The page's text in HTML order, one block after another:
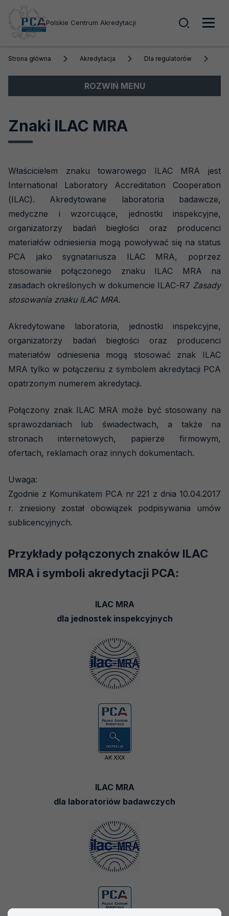
Polskie Centrum Akredytacji
Strona główna Akredytacja Dla regulatorów
ROZWIŃ MENU
Dla klientów
Akredytacja wsparciem organów
regulacyjnych
Korzyści z akredytacji
System akredytacji
Symbole akredytacji
Znaki ILAC MRA
Znaki IAF MLA
Zdaniem ekspertów
Dla przemysłu i biznesu
Dla konsumentów
Badania biegłości
Obszary akredytacji
Akredytowane podmioty
Akredytacja krok po kroku
PCA
Znaki ILAC MRA
Właścicielem znaku towarowego ILAC MRA jest
International Laboratory Accreditation Cooperation
(ILAC). Akredytowane laboratoria badawcze,
medyczne i wzorcujące, jednostki inspekcyjne,
organizatorzy badań biegłości oraz producenci
materiałów odniesienia mogą powoływać się na status
PCA jako sygnatariusza ILAC MRA, poprzez
stosowanie połączonego znaku ILAC MRA na
zasadach określonych w dokumencie ILAC-R7 Zasady
stosowania znaku ILAC MRA.
Akredytowane laboratoria, jednostki inspekcyjne,
organizatorzy badań biegłości oraz producenci
materiałów odniesienia mogą stosować znak ILAC
MRA tylko w połączeniu z symbolem akredytacji PCA
opatrzonym numerem akredytacji.
Połączony znak ILAC MRA może być stosowany na
sprawozdaniach lub świadectwach, a także na
stronach internetowych, papierze firmowym,
ofertach, reklamach oraz innych dokumentach.
Uwaga:
Zgodnie z Komunikatem PCA nr 221 z dnia 10.04.2017
r. zniesiony został obowiązek podpisywania umów
sublicencyjnych.
Przykłady połączonych znaków ILAC
MRA i symboli akredytacji PCA:
ILAC MRA
dla jednostek inspekcyjnych
ILAC MRA
dla laboratoriów badawczych